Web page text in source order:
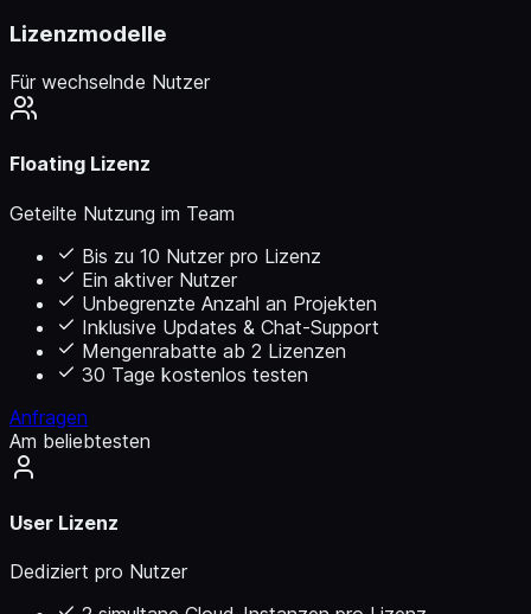
Lizenzmodelle
Für wechselnde Nutzer
Floating Lizenz
Geteilte Nutzung im Team
Bis zu 10 Nutzer pro Lizenz
Ein aktiver Nutzer
Unbegrenzte Anzahl an Projekten
Inklusive Updates & Chat-Support
Mengenrabatte ab 2 Lizenzen
30 Tage kostenlos testen
Anfragen
Am beliebtesten
User Lizenz
Dediziert pro Nutzer